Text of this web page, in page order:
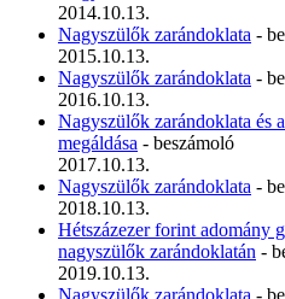
2014.10.13.
Nagyszülők zarándoklata -
2015.10.13.
Nagyszülők zarándoklata -
2016.10.13.
Nagyszülők zarándoklata és
megáldása - beszámoló
2017.10.13.
Nagyszülők zarándoklata -
2018.10.13.
Hétszázezer forint adomány
nagyszülők zarándoklatán -
2019.10.13.
Nagyszülők zarándoklata -